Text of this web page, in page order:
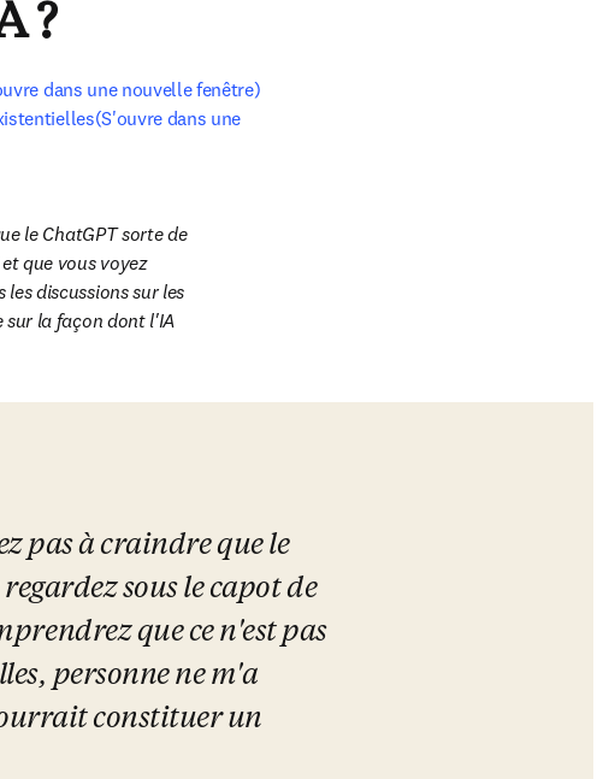
?
dans une nouvelle fenêtre)
dans une
le ChatGPT sorte de
que vous voyez
discussions sur les
sur la façon dont l'IA
pas à craindre que le
sous le capot de
que ce n'est pas
personne ne m'a
constituer un